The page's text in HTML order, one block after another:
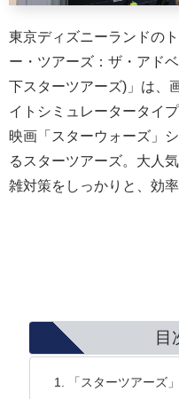
東京ディズニーランドの
ー・ツアーズ：ザ・アド
下スターツアーズ)」は、
イトシミュレータータイ
映画「スターウォーズ」
るスターツアーズ。大人
雑対策をしっかりと、効
目
「スターツアーズ